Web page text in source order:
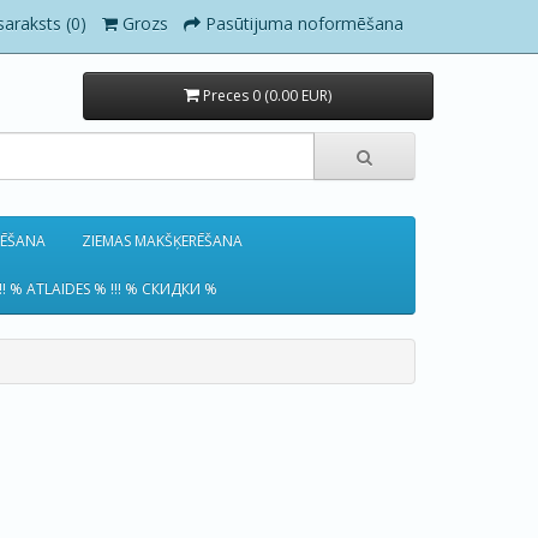
(0) Grozs Pasūtijuma noformēšana
Preces 0 (0.00 EUR)
ZIEMAS MAKŠĶERĒŠANA
% ATLAIDES % !!! % СКИДКИ %